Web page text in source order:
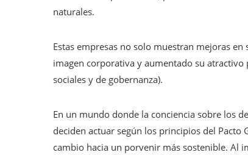
naturales.
Estas empresas no solo muestran mejoras
imagen corporativa y aumentado su atractivo
sociales y de gobernanza).
En un mundo donde la conciencia sobre los
deciden actuar según los principios del
cambio hacia un porvenir más sostenible. Al